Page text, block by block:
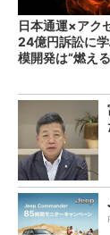
日本通運×アク
24億円訴訟に
模開発は“燃え